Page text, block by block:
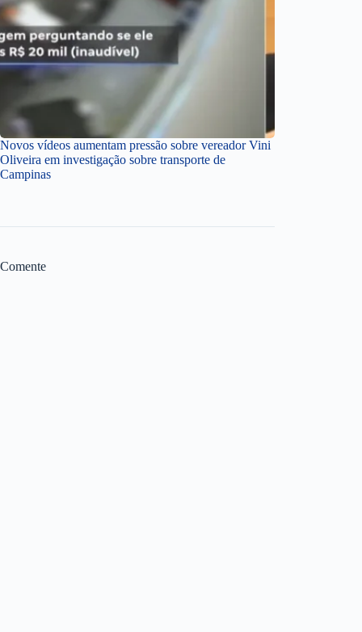
Novos vídeos aumentam pressão sobre vereador Vini
Oliveira em investigação sobre transporte de
Campinas
Comente